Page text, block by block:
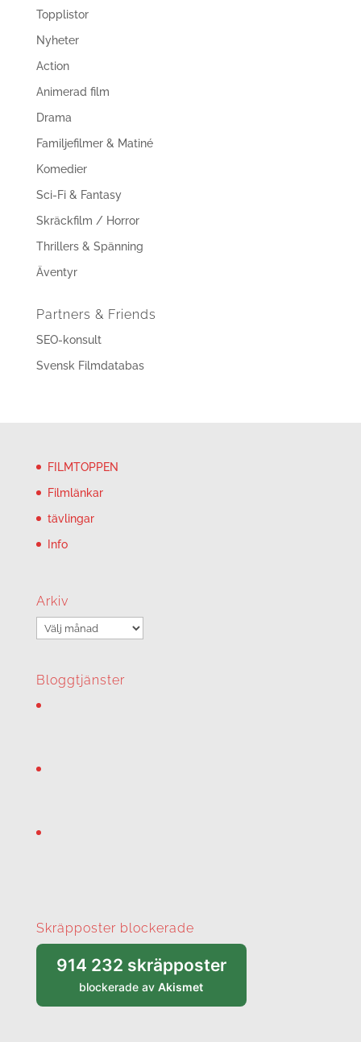
Topplistor
Nyheter
Action
Animerad film
Drama
Familjefilmer & Matiné
Komedier
Sci-Fi & Fantasy
Skräckfilm / Horror
Thrillers & Spänning
Äventyr
Partners & Friends
SEO-konsult
Svensk Filmdatabas
FILMTOPPEN
Filmlänkar
tävlingar
Info
Arkiv
Arkiv
Bloggtjänster
Skräpposter blockerade
914 232 skräpposter
blockerade avAkismet